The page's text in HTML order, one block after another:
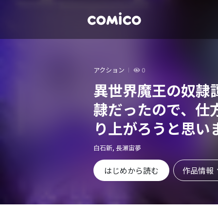
アクション 0
異世界魔王の奴隷
隷だったので、仕
り上がろうと思い
版】
白石新, 長瀬宙夢
はじめから読む 作品情報